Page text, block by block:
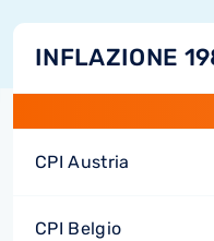
INFLAZIONE
CPI Austria
CPI Belgio